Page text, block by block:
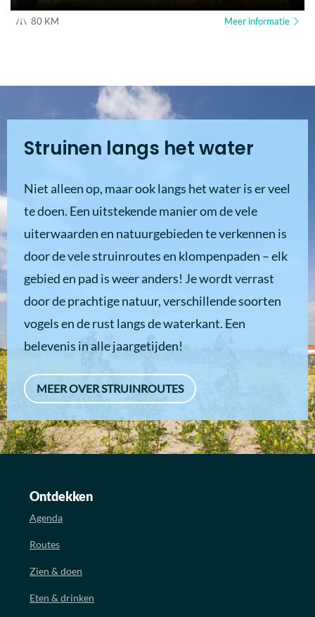
80 KM Meer informatie
Struinen langs het water
Niet alleen op, maar ook langs het water is er veel
te doen. Een uitstekende manier om de vele
uiterwaarden en natuurgebieden te verkennen is
door de vele struinroutes en klompenpaden – elk
gebied en pad is weer anders! Je wordt verrast
door de prachtige natuur, verschillende soorten
vogels en de rust langs de waterkant. Een
belevenis in alle jaargetijden!
MEER OVER STRUINROUTES
Ontdekken
Agenda
Routes
Zien & doen
Eten & drinken